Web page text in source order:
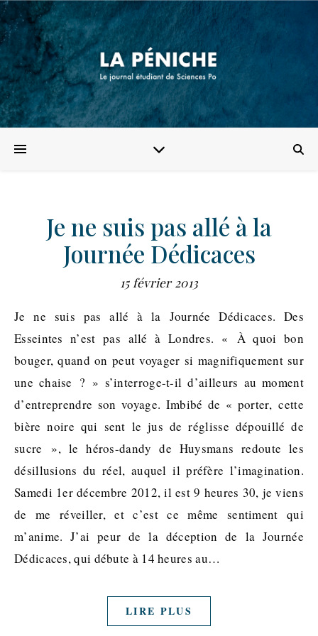
Je ne suis pas allé à la
Journée Dédicaces
15 février 2013
Je ne suis pas allé à la Journée Dédicaces. Des
Esseintes n’est pas allé à Londres. « À quoi bon
bouger, quand on peut voyager si magnifiquement sur
une chaise ? » s’interroge-t-il d’ailleurs au moment
d’entreprendre son voyage. Imbibé de « porter, cette
bière noire qui sent le jus de réglisse dépouillé de
sucre », le héros-dandy de Huysmans redoute les
désillusions du réel, auquel il préfère l’imagination.
Samedi 1er décembre 2012, il est 9 heures 30, je viens
de me réveiller, et c’est ce même sentiment qui
m’anime. J’ai peur de la déception de la Journée
Dédicaces, qui débute à 14 heures au…
LIRE PLUS